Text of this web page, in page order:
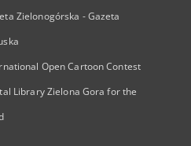
Zielonogórska - Gazeta
Open Cartoon Contest
Library Zielona Gora for the